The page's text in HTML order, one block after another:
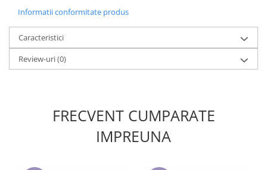
Informatii conformitate produs
Caracteristici
Review-uri(0)
FRECVENT CUMPARATE
IMPREUNA